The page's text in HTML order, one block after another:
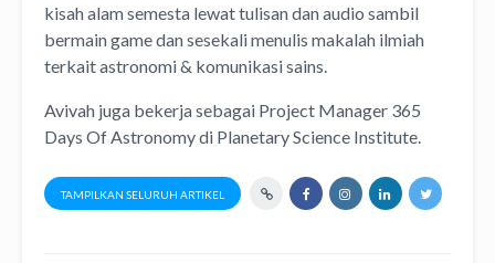
kisah alam semesta lewattulisandanaudio sambil
bermain game dan sesekali menulis makalah ilmiah
terkait astronomi & komunikasi sains.
Avivah juga bekerja sebagai Project Manager 365
Days Of Astronomydi Planetary Science Institute.
TAMPILKAN SELURUH ARTIKEL